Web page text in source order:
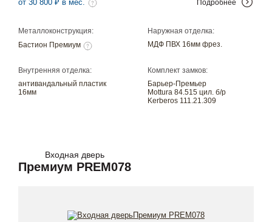
Металлоконструкция:
Бастион Премиум
Наружная отделка:
МДФ ПВХ 16мм фрез.
Внутренняя отделка:
антивандальный пластик
16мм
Комплект замков:
Барьер-Премьер
Mottura 84.515 цил. б/р
Kerberos 111.21.309
от 30 800 ₽ в мес. Подробнее
Входная дверь
Премиум PREM078